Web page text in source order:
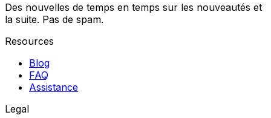
Des nouvelles de temps en temps sur les nouveautés et
la suite. Pas de spam.
Resources
Blog
FAQ
Assistance
Legal